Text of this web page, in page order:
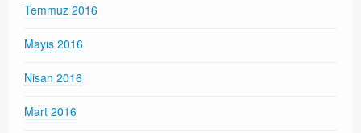
Temmuz 2016
Mayıs 2016
Nisan 2016
Mart 2016